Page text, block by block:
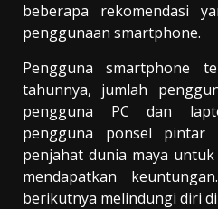
beberapa rekomendasi
penggunaan smartphone.
Pengguna smartphone
tahunnya, jumlah
pengguna PC dan
pengguna ponsel pintar
penjahat dunia maya
mendapatkan
berikutnya melindungi diri